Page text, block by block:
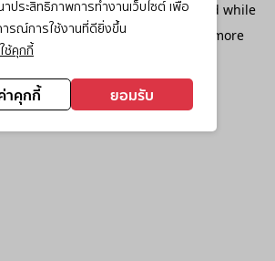
ประสิทธิภาพการทำงานเว็บไซต์ เพื่อ
ารณ์การใช้งานที่ดียิ่งขึ้น
ช้คุกกี้
าคุกกี้ ยอมรับ
client-side exception has occurred while
(see the browser console
for more
information).